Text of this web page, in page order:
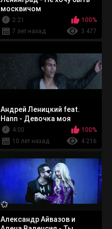
москвичом
2:21
100%
7 лет назад
3 477
Андрей Леницкий feat.
Hann - Девочка моя
4:00
100%
10 лет назад
4 216
Александр Айвазов и